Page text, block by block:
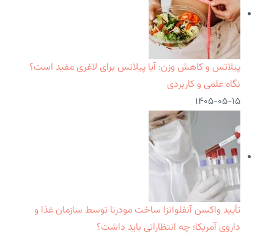
پیلاتس و کاهش وزن: آیا پیلاتس برای لاغری مفید است؟
نگاه علمی و کاربردی
۱۴۰۵-۰۵-۱۵
تأیید واکسن آنفلوانزا ساخت مودرنا توسط سازمان غذا و
داروی آمریکا؛ چه انتظاراتی باید داشت؟